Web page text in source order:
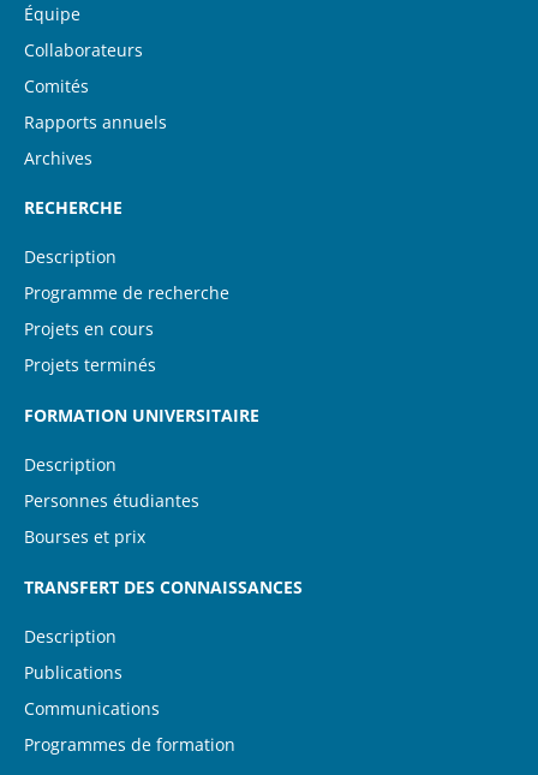
Équipe
Collaborateurs
Comités
Rapports annuels
Archives
RECHERCHE
Description
Programme de recherche
Projets en cours
Projets terminés
FORMATION UNIVERSITAIRE
Description
Personnes étudiantes
Bourses et prix
TRANSFERT DES CONNAISSANCES
Description
Publications
Communications
Programmes de formation